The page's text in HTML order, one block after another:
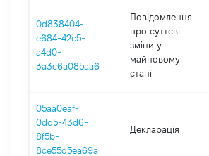
0d838404-
e684-42c5-
a4d0-
3a3c6a085aa6
Повідомлення
про суттєві
зміни y
майновому
стані
05aa0eaf-
0dd5-43d6-
8f5b-
8ce55d5ea69a
Декларація